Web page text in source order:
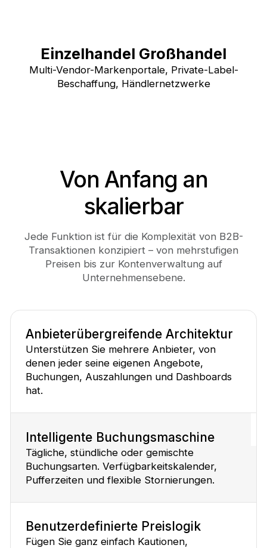
Einzelhandel Großhandel
Multi-Vendor-Markenportale, Private-Label-
Beschaffung, Händlernetzwerke
Von Anfang an
skalierbar
Jede Funktion ist für die Komplexität von B2B-
Transaktionen konzipiert – von mehrstufigen
Preisen bis zur Kontenverwaltung auf
Unternehmensebene.
Anbieterübergreifende Architektur
Unterstützen Sie mehrere Anbieter, von
denen jeder seine eigenen Angebote,
Buchungen, Auszahlungen und Dashboards
hat.
Intelligente Buchungsmaschine
Tägliche, stündliche oder gemischte
Buchungsarten. Verfügbarkeitskalender,
Pufferzeiten und flexible Stornierungen.
Benutzerdefinierte Preislogik
Fügen Sie ganz einfach Kautionen,